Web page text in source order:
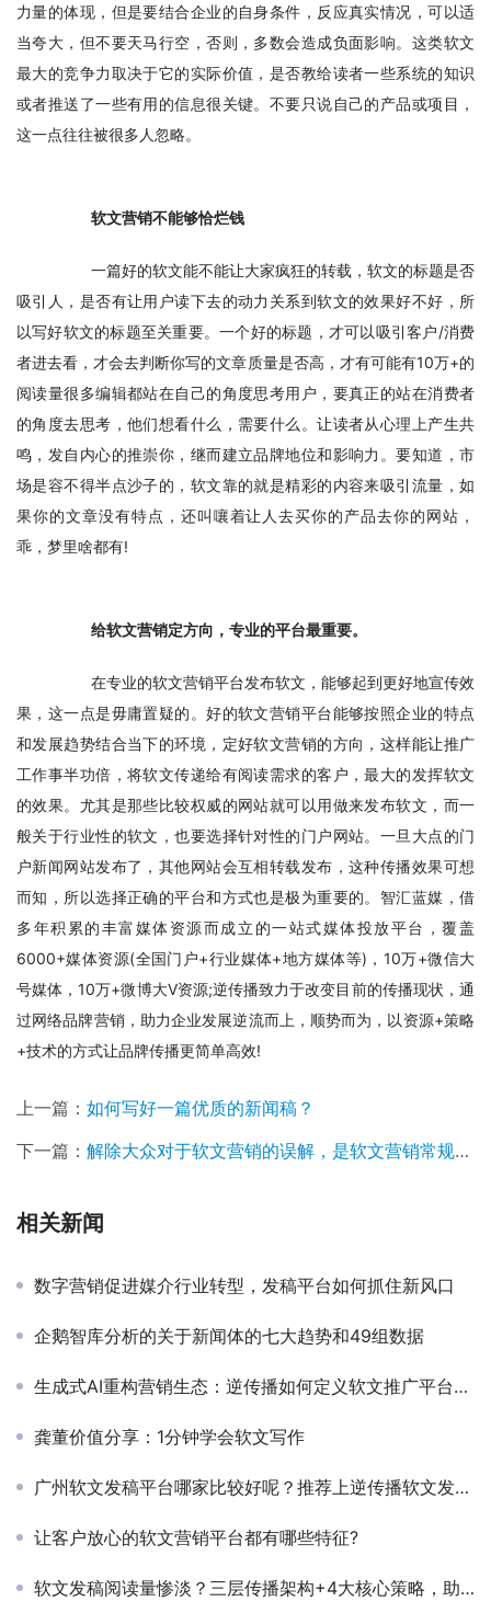
力量的体现，但是要结合企业的自身条件，反应真实情况，可以适
当夸大，但不要天马行空，否则，多数会造成负面影响。这类软文
最大的竞争力取决于它的实际价值，是否教给读者一些系统的知识
或者推送了一些有用的信息很关键。不要只说自己的产品或项目，
这一点往往被很多人忽略。
软文营销不能够恰烂钱
一篇好的软文能不能让大家疯狂的转载，软文的标题是否
吸引人，是否有让用户读下去的动力关系到软文的效果好不好，所
以写好软文的标题至关重要。一个好的标题，才可以吸引客户/消费
者进去看，才会去判断你写的文章质量是否高，才有可能有10万+的
阅读量很多编辑都站在自己的角度思考用户，要真正的站在消费者
的角度去思考，他们想看什么，需要什么。让读者从心理上产生共
鸣，发自内心的推崇你，继而建立品牌地位和影响力。要知道，市
场是容不得半点沙子的，软文靠的就是精彩的内容来吸引流量，如
果你的文章没有特点，还叫嚷着让人去买你的产品去你的网站，
乖，梦里啥都有!
给软文营销定方向，专业的平台最重要。
在专业的软文营销平台发布软文，能够起到更好地宣传效
果，这一点是毋庸置疑的。好的软文营销平台能够按照企业的特点
和发展趋势结合当下的环境，定好软文营销的方向，这样能让推广
工作事半功倍，将软文传递给有阅读需求的客户，最大的发挥软文
的效果。尤其是那些比较权威的网站就可以用做来发布软文，而一
般关于行业性的软文，也要选择针对性的门户网站。一旦大点的门
户新闻网站发布了，其他网站会互相转载发布，这种传播效果可想
而知，所以选择正确的平台和方式也是极为重要的。智汇蓝媒，借
多年积累的丰富媒体资源而成立的一站式媒体投放平台，覆盖
6000+媒体资源(全国门户+行业媒体+地方媒体等)，10万+微信大
号媒体，10万+微博大V资源;逆传播致力于改变目前的传播现状，通
过网络品牌营销，助力企业发展逆流而上，顺势而为，以资源+策略
+技术的方式让品牌传播更简单高效!
上一篇： 如何写好一篇优质的新闻稿？
下一篇： 解除大众对于软文营销的误解，是软文营销常规化道路上不可少的一项工作
相关新闻
数字营销促进媒介行业转型，发稿平台如何抓住新风口
企鹅智库分析的关于新闻体的七大趋势和49组数据
生成式AI重构营销生态：逆传播如何定义软文推广平台的未来标准？
龚董价值分享：1分钟学会软文写作
广州软文发稿平台哪家比较好呢？推荐上逆传播软文发稿平台
让客户放心的软文营销平台都有哪些特征?
软文发稿阅读量惨淡？三层传播架构+4大核心策略，助你轻松破局！